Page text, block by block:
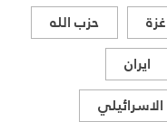
غزة
حزب الله
ايران